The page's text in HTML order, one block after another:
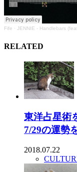
Fife · JENNIE - Handlebars
RELATED
東洋占星術
7/29の運勢
2018.07.22